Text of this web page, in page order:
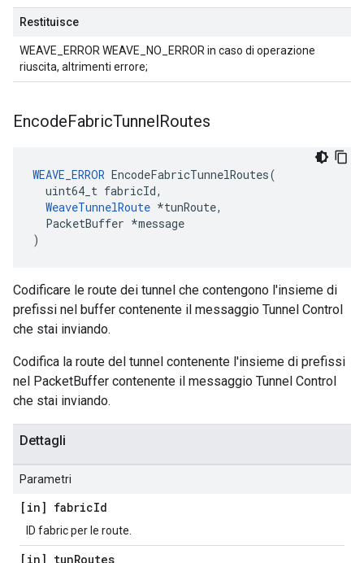
Restituisce
WEAVE_ERROR WEAVE_NO_ERROR in caso di operazione
riuscita, altrimenti errore;
EncodeFabricTunnelRoutes
WEAVE_ERROR EncodeFabricTunnelRoutes(
  uint64_t fabricId,
WeaveTunnelRoute *tunRoute,
  PacketBuffer *message
)
Codificare le route dei tunnel che contengono l'insieme di
prefissi nel buffer contenente il messaggio Tunnel Control
che stai inviando.
Codifica la route del tunnel contenente l'insieme di prefissi
nel PacketBuffer contenente il messaggio Tunnel Control
che stai inviando.
Dettagli
Parametri
[in] fabricId
ID fabric per le route.
[in] tunRoutes